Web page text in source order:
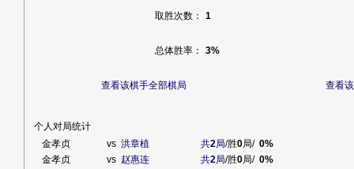
取胜次数： 1
总体胜率： 3%
查看该棋手全部棋局 查看
个人对局统计
金孝贞
vs 洪章植 共2局/胜0局/0%
金孝贞
vs 赵惠连 共2局/胜0局/0%